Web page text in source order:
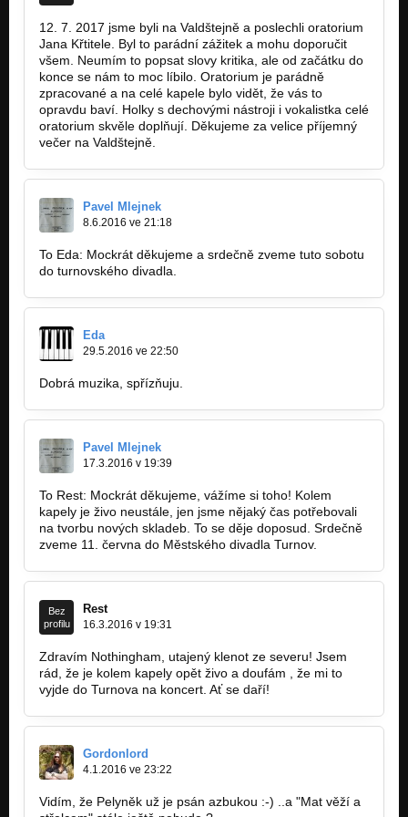
Чорнобиль (live 20 let)
Nezařazeno
Preludium (live 20 let)
Nezařazeno
Blues pro Jonathana H. (live 20 let)
Nezařazeno
Ztrácím (live 20 let)
Nezařazeno
Kráska v nesnázích (live 20 let)
Nezařazeno
Nezařazeno
Princezna z Byzance (zkušebna 2015)
Nezařazeno
Sedm dní, šest nocí (zkušebna 2015)
Nezařazeno
Nezařazeno
Spoutaný tmou (zkušebna 2015)
Nezařazeno
Stín morového sloupu/Otrávené šípy Střelců (zkušebna 2015
Kam se nesmí (zkušebna 2015)
Pelyněk (zkušebna 2015)
Nezařazeno
Rudý břečťan - part II (zkušebna 2015)
Cesta na sever (2005)
12. 7. 2017 jsme byli na Valdštejně a poslechli oratorium
Jana Křtitele. Byl to parádní zážitek a mohu doporučit
všem. Neumím to popsat slovy kritika, ale od začátku do
konce se nám to moc líbilo. Oratorium je parádně
zpracované a na celé kapele bylo vidět, že vás to
opravdu baví. Holky s dechovými nástroji i vokalistka celé
oratorium skvěle doplňují. Děkujeme za velice příjemný
večer na Valdštejně.
Pavel Mlejnek
8.6.2016 ve 21:18
To Eda: Mockrát děkujeme a srdečně zveme tuto sobotu
do turnovského divadla.
Eda
29.5.2016 ve 22:50
Dobrá muzika, spřízňuju.
Pavel Mlejnek
17.3.2016 v 19:39
To Rest: Mockrát děkujeme, vážíme si toho! Kolem
kapely je živo neustále, jen jsme nějaký čas potřebovali
na tvorbu nových skladeb. To se děje doposud. Srdečně
zveme 11. června do Městského divadla Turnov.
Bez
profilu
Rest
16.3.2016 v 19:31
Zdravím Nothingham, utajený klenot ze severu! Jsem
rád, že je kolem kapely opět živo a doufám , že mi to
vyjde do Turnova na koncert. Ať se daří!
Gordonlord
4.1.2016 ve 23:22
Vidím, že Pelyněk už je psán azbukou :-) ..a "Mat věží a